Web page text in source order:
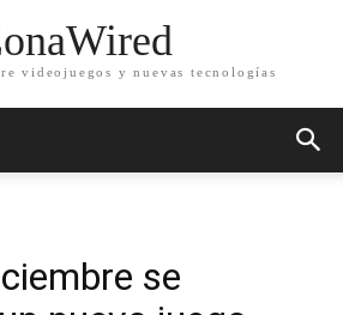
videojuegos y nuevas tecnologías
se